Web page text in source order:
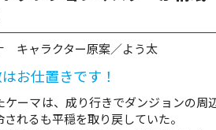
キャラクター原案／よう太
お仕置きです！
ケーマは、成り行きでダンジョンの周
れるも平穏を取り戻していた。